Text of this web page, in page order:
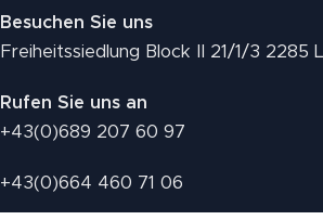
Besuchen Sie uns
Freiheitssiedlung Block II 21/1/3
Rufen Sie uns an
+43(0)689 207 60 97
+43(0)664 460 71 06